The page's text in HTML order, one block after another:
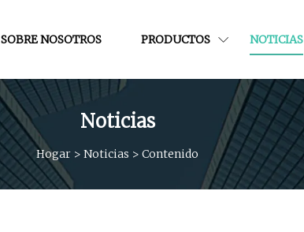
SOBRE NOSOTROS PRODUCTOS NOTICIAS
Noticias
Hogar > Noticias > Contenido